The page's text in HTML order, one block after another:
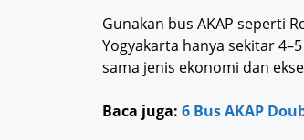
Gunakan bus AKAP seperti
Yogyakarta hanya sekitar
sama jenis ekonomi dan
Baca juga: 6 Bus AKAP